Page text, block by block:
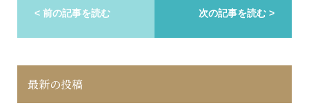
< 前の記事を読む 次の記事を読む >
最新の投稿